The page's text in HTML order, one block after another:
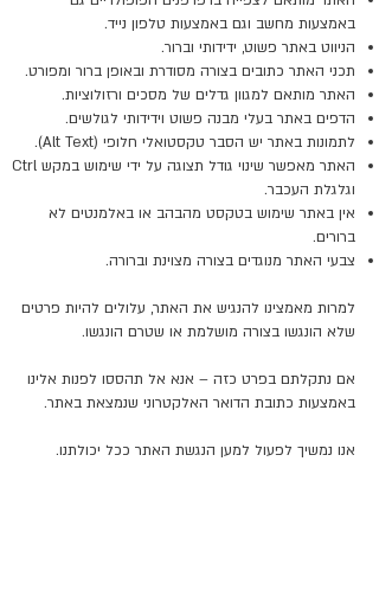
באמצעות מחשב וגם באמצעות טלפון נייד.
הניווט באתר פשוט, ידידותי וברור.
תכני האתר כתובים בצורה מסודרת ובאופן ברור ומפורט.
האתר מותאם למגוון גדלים של מסכים ורזולוציות.
הדפים באתר בעלי מבנה פשוט וידידותי לגולשים.
לתמונות באתר יש הסבר טקסטואלי חלופי (Alt Text).
האתר מאפשר שינוי גודל תצוגה על ידי שימוש במקש Ctrl
וגלגלת העכבר.
אין באתר שימוש בטקסט מהבהב או באלמנטים לא
ברורים.
צבעי האתר מנוגדים בצורה מצוינת וברורה.
למרות מאמצינו להנגיש את האתר, עלולים להיות פרטים
שלא הונגשו בצורה מושלמת או שטרם הונגשו.
אם נתקלתם בפרט כזה – אנא אל תהססו לפנות אלינו
באמצעות כתובת הדואר האלקטרוני שנמצאת באתר.
אנו נמשיך לפעול למען הנגשת האתר ככל יכולתנו.